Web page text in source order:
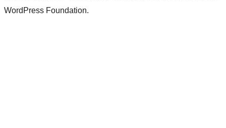
WordPress Foundation.